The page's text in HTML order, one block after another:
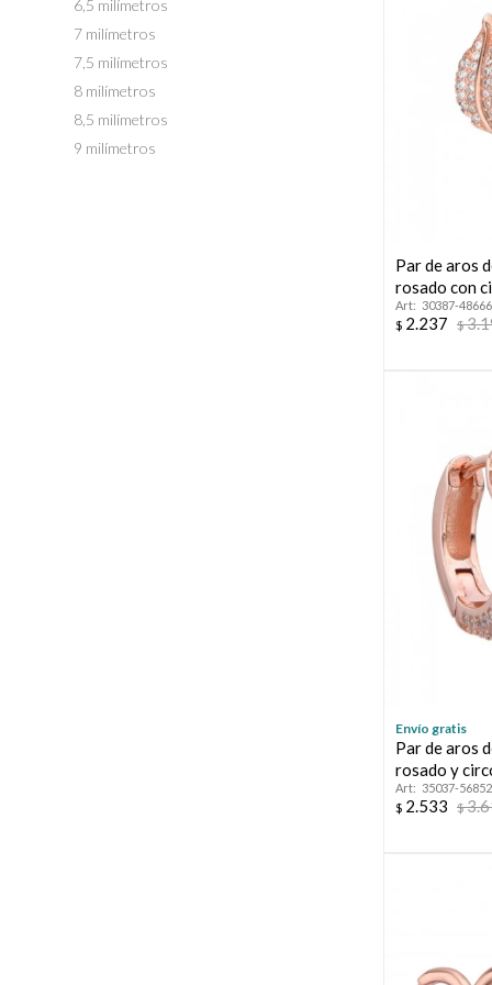
Par de aros
rosado con
30387-
$ 2.237 $
Envío gratis
Par de aros
rosado y
35037-
$ 2.533 $
6,5 milímetros
7 milímetros
7,5 milímetros
8 milímetros
8,5 milímetros
9 milímetros